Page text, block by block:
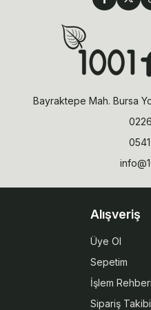
Bayraktepe Mah. Bursa
Alışveriş
Üye Ol
Sepetim
İşlem Rehberi
Sipariş Takibi